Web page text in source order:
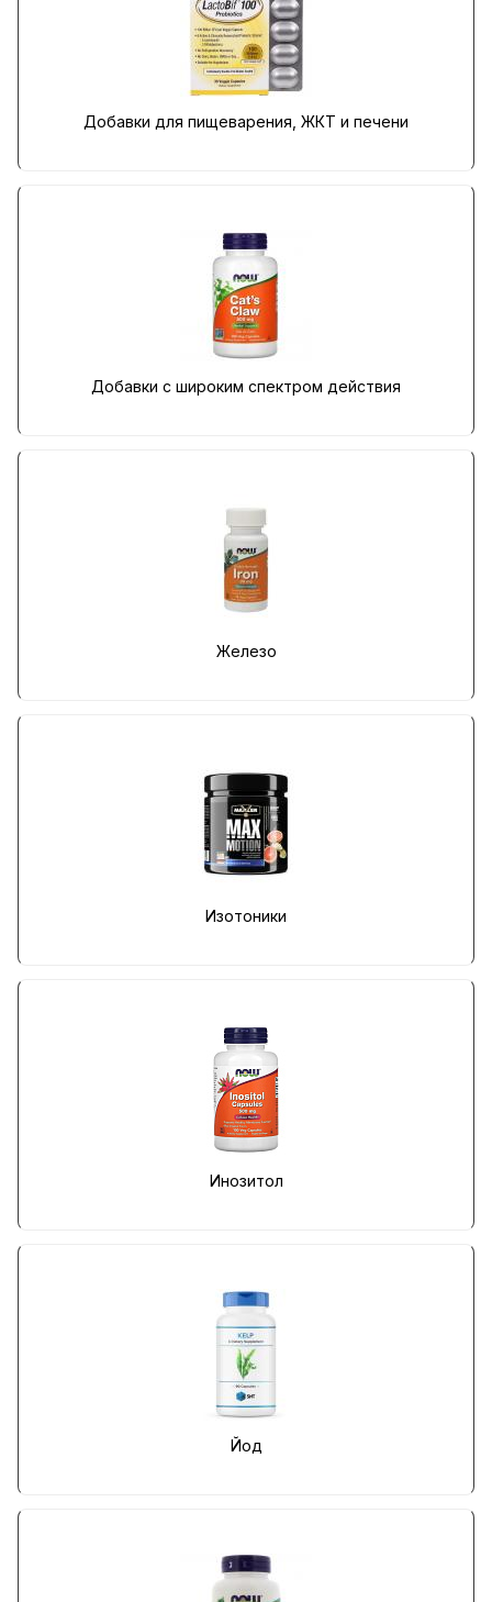
Добавки для пищеварения, ЖКТ и печени
Добавки с широким спектром действия
Железо
Изотоники
Инозитол
Йод